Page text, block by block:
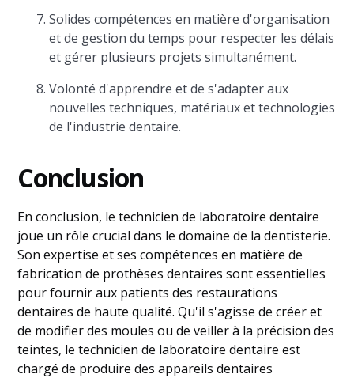
Solides compétences en matière d'organisation
et de gestion du temps pour respecter les délais
et gérer plusieurs projets simultanément.
Volonté d'apprendre et de s'adapter aux
nouvelles techniques, matériaux et technologies
de l'industrie dentaire.
Conclusion
En conclusion, le technicien de laboratoire dentaire
joue un rôle crucial dans le domaine de la dentisterie.
Son expertise et ses compétences en matière de
fabrication de prothèses dentaires sont essentielles
pour fournir aux patients des restaurations
dentaires de haute qualité. Qu'il s'agisse de créer et
de modifier des moules ou de veiller à la précision des
teintes, le technicien de laboratoire dentaire est
chargé de produire des appareils dentaires